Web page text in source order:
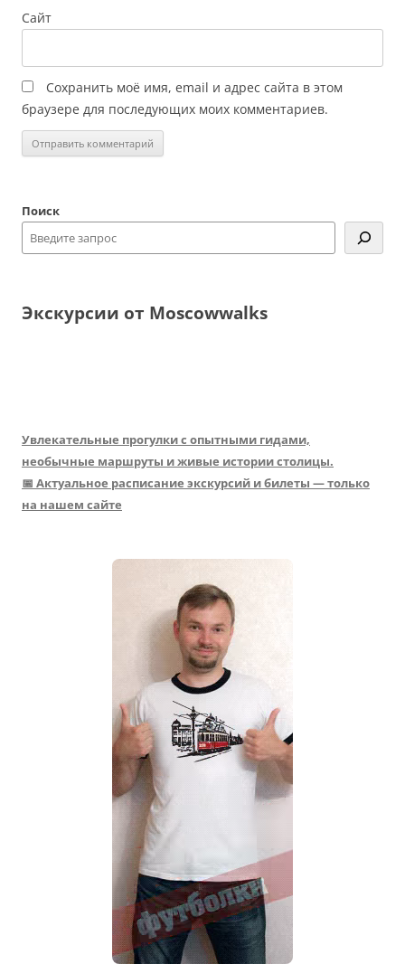
Сайт
Сохранить моё имя, email и адрес сайта в этом
браузере для последующих моих комментариев.
Поиск
Экскурсии от Moscowwalks
Увлекательные прогулки с опытными гидами,
необычные маршруты и живые истории столицы.
📅 Актуальное расписание экскурсий и билеты — только
на нашем сайте